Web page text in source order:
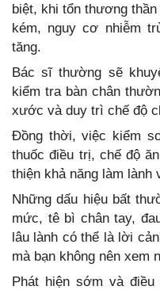
biệt, khi tổn thương
kém, nguy cơ nhiễm
tăng.
Bác sĩ thường sẽ
kiểm tra bàn chân
xước và duy trì chế độ
Đồng thời, việc kiểm
thuốc điều trị, chế độ
thiện khả năng làm lành
Những dấu hiệu bất
mức, tê bì chân tay,
lâu lành có thể là lời
mà bạn không nên xem
Phát hiện sớm và